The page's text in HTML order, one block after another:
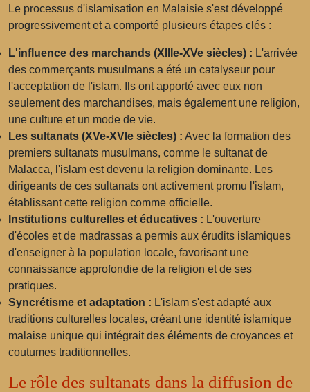
Le processus d'islamisation en Malaisie s'est développé
progressivement et a comporté plusieurs étapes clés :
L'influence des marchands (XIIIe-XVe siècles) : L'arrivée
des commerçants musulmans a été un catalyseur pour
l'acceptation de l'islam. Ils ont apporté avec eux non
seulement des marchandises, mais également une religion,
une culture et un mode de vie.
Les sultanats (XVe-XVIe siècles) : Avec la formation des
premiers sultanats musulmans, comme le sultanat de
Malacca, l'islam est devenu la religion dominante. Les
dirigeants de ces sultanats ont activement promu l'islam,
établissant cette religion comme officielle.
Institutions culturelles et éducatives : L'ouverture
d'écoles et de madrassas a permis aux érudits islamiques
d'enseigner à la population locale, favorisant une
connaissance approfondie de la religion et de ses
pratiques.
Syncrétisme et adaptation : L'islam s'est adapté aux
traditions culturelles locales, créant une identité islamique
malaise unique qui intégrait des éléments de croyances et
coutumes traditionnelles.
Le rôle des sultanats dans la diffusion de